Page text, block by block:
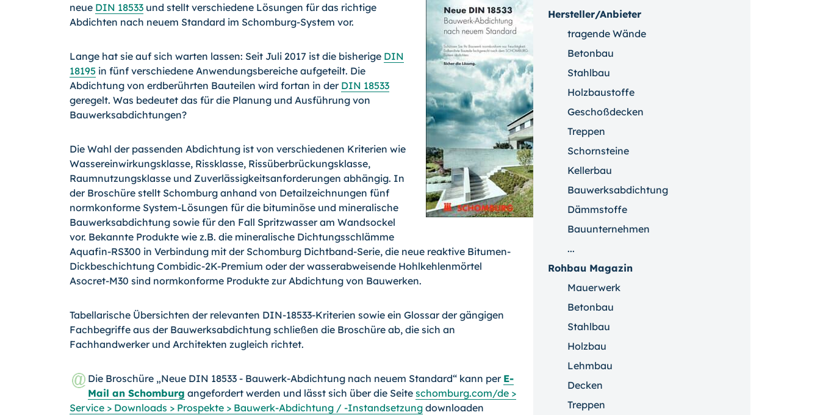
neue DIN 18533 und stellt verschiedene Lösungen für das richtige
Abdichten nach neuem Standard im Schomburg-System vor.
Lange hat sie auf sich warten lassen: Seit Juli 2017 ist die bisherige DIN
18195 in fünf verschiedene Anwendungsbereiche aufgeteilt. Die
Abdichtung von erdberührten Bauteilen wird fortan in der DIN 18533
geregelt. Was bedeutet das für die Planung und Ausführung von
Bauwerksabdichtungen?
Die Wahl der passenden Abdichtung ist von verschiedenen Kriterien wie
Wassereinwirkungsklasse, Rissklasse, Rissüberbrückungsklasse,
Raumnutzungsklasse und Zuverlässigkeitsanforderungen abhängig. In
der Broschüre stellt Schomburg anhand von Detailzeichnungen fünf
normkonforme System-Lösungen für die bituminöse und mineralische
Bauwerksabdichtung sowie für den Fall Spritzwasser am Wandsockel
vor. Bekannte Produkte wie z.B. die mineralische Dichtungsschlämme
Aquafin-RS300 in Verbindung mit der Schomburg Dichtband-Serie, die neue reaktive Bitumen-
Dickbeschichtung Combidic-2K-Premium oder der wasserabweisende Hohlkehlenmörtel
Asocret-M30 sind normkonforme Produkte zur Abdichtung von Bauwerken.
Tabellarische Übersichten der relevanten DIN-18533-Kriterien sowie ein Glossar der gängigen
Fachbegriffe aus der Bauwerksabdichtung schließen die Broschüre ab, die sich an
Fachhandwerker und Architekten zugleich richtet.
Die Broschüre „Neue DIN 18533 - Bauwerk-Abdichtung nach neuem Standard“ kann per E-
Mail an Schomburg angefordert werden und lässt sich über die Seite schomburg.com/de >
Service > Downloads > Prospekte > Bauwerk-Abdichtung / -Instandsetzung downloaden
Hersteller/Anbieter
tragende Wände
Betonbau
Stahlbau
Holzbaustoffe
Geschoßdecken
Treppen
Schornsteine
Kellerbau
Bauwerksabdichtung
Dämmstoffe
Bauunternehmen
...
Rohbau Magazin
Mauerwerk
Betonbau
Stahlbau
Holzbau
Lehmbau
Decken
Treppen